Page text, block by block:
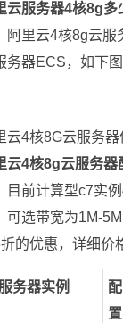
云服务器4核8g多
阿里云4核8g云
务器ECS，如下图
云4核8G云服务
云4核8g云服务
目前计算型c7实
可选带宽为1M-
的优惠，详细价
务器实例
配
置